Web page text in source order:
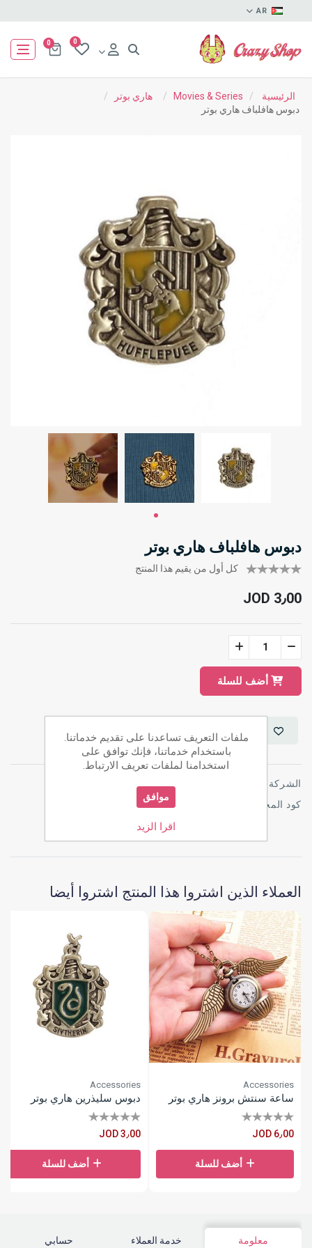
AR
0
0
الرئيسية /
Movies & Series
/ هاري بوتر
/
دبوس هافلباف هاري بوتر
دبوس هافلباف هاري بوتر
كل أول من يقيم هذا المنتج
JOD 3٫00
أضف للسلة
الشركة:
كود المخزن:
PI_M_HP_003
العملاء الذين اشتروا هذا المنتج اشتروا أيضا
Accessories
ساعة سنتش برونز هاري بوتر
JOD 6٫00
أضف للسلة
Accessories
دبوس سليذرين هاري بوتر
JOD 3٫00
أضف للسلة
معلومة خدمة العملاء حسابي
ملفات التعريف تساعدنا على تقديم خدماتنا.
باستخدام خدماتنا، فإنك توافق على
استخدامنا لملفات تعريف الارتباط.
موافق
اقرا الزيد